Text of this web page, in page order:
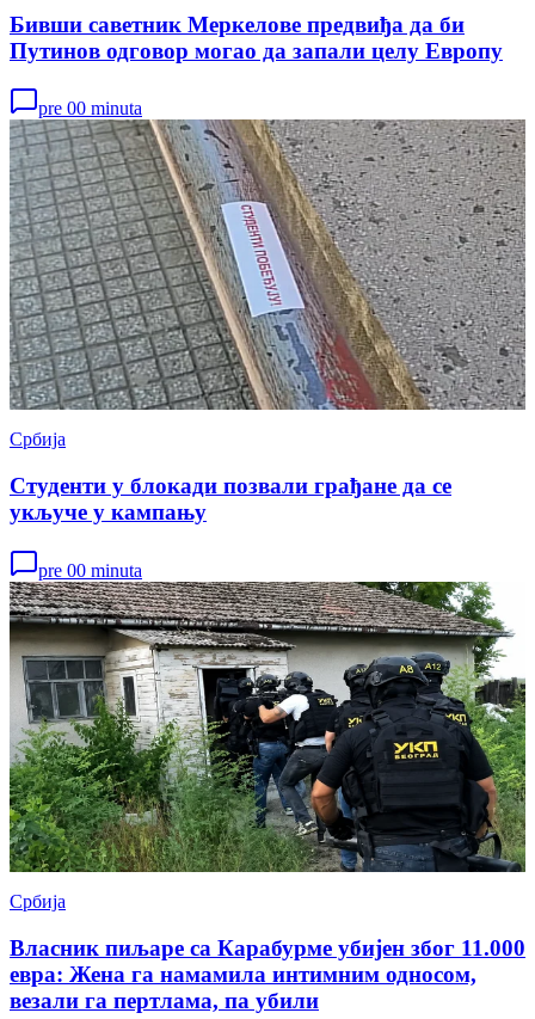
Бивши саветник Меркелове предвиђа да би
Путинов одговор могао да запали целу Европу
pre 00 minuta
Србија
Студенти у блокади позвали грађане да се
укључе у кампању
pre 00 minuta
Србија
Власник пиљаре са Карабурме убијен због 11.000
евра: Жена га намамила интимним односом,
везали га пертлама, па убили